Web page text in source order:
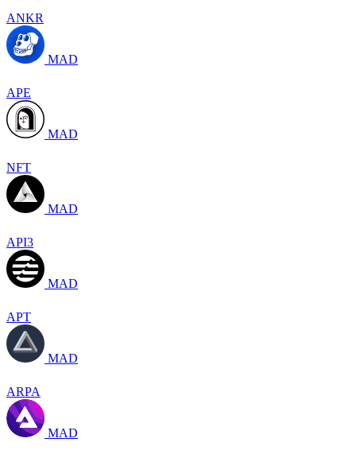
ANKR
MAD
APE
MAD
NFT
MAD
API3
MAD
APT
MAD
ARPA
MAD